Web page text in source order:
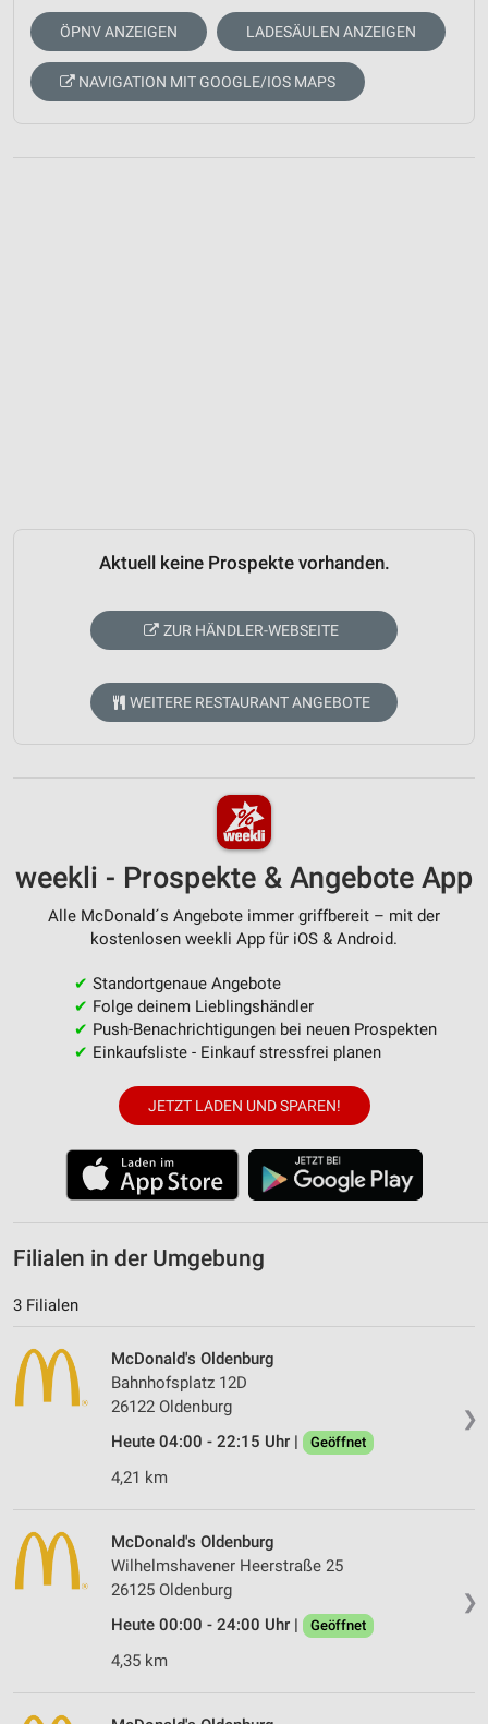
ÖPNV ANZEIGEN LADESÄULEN ANZEIGEN
NAVIGATION MIT GOOGLE/IOS MAPS
Aktuell keine Prospekte vorhanden.
ZUR HÄNDLER-WEBSEITE
WEITERE RESTAURANT ANGEBOTE
weekli - Prospekte & Angebote App
Alle McDonald´s Angebote immer griffbereit – mit der
kostenlosen weekli App für iOS & Android.
✔ Standortgenaue Angebote
✔ Folge deinem Lieblingshändler
✔ Push-Benachrichtigungen bei neuen Prospekten
✔ Einkaufsliste - Einkauf stressfrei planen
JETZT LADEN UND SPAREN!
Filialen in der Umgebung
3 Filialen
❯
McDonald's Oldenburg
Bahnhofsplatz 12D
26122 Oldenburg
Heute 04:00 - 22:15 Uhr |
Geöffnet
4,21 km
❯
McDonald's Oldenburg
Wilhelmshavener Heerstraße 25
26125 Oldenburg
Heute 00:00 - 24:00 Uhr |
Geöffnet
4,35 km